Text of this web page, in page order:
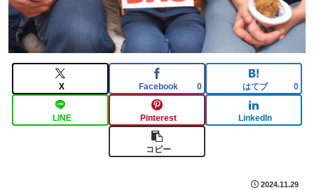
X Facebook 0 はてブ 0
LINE Pinterest LinkedIn
コピー
2024.11.29